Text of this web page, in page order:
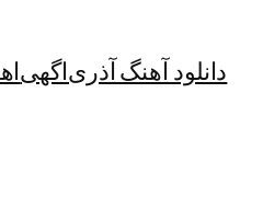
دانلود آهنگ آذریاگهی